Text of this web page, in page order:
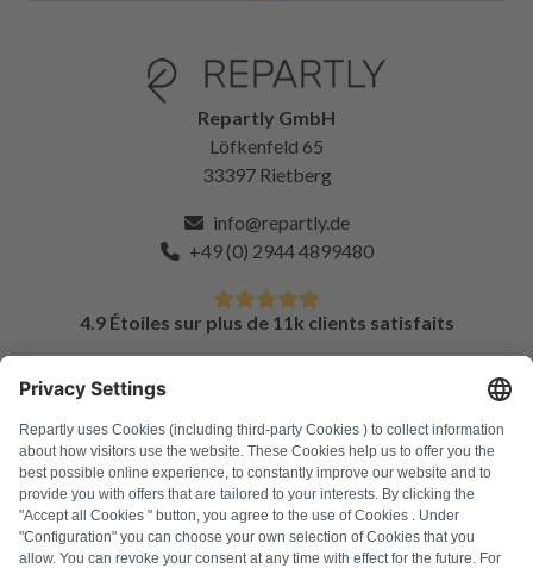
Repartly GmbH
Löfkenfeld 65
33397 Rietberg
info@repartly.de
+49 (0) 2944 4899480
4.9 Étoiles sur plus de 11k clients satisfaits
FAQ
Tous les codes d'erreur
À propos de nous